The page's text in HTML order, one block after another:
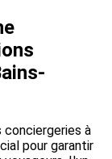
conciergeries à
pour garantir